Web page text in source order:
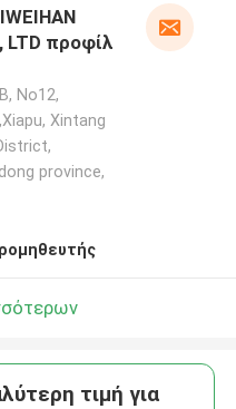
No12,
Xintang
province,
τιμή για